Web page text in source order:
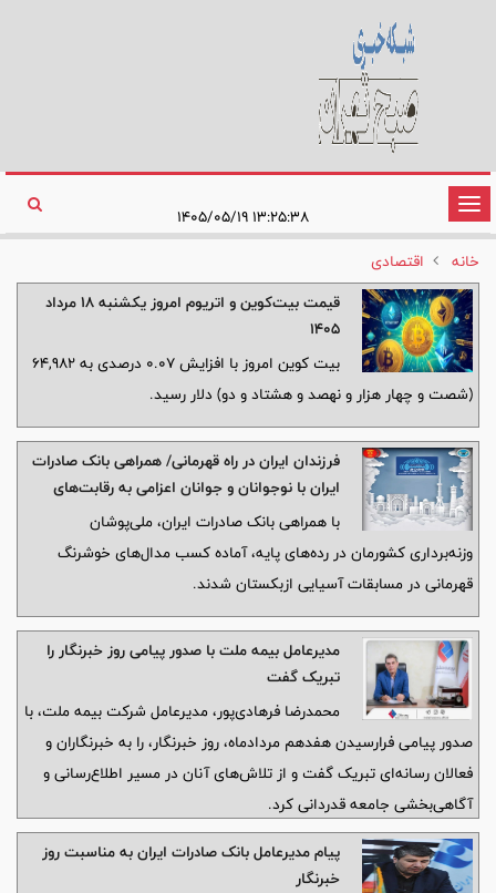
تغییر
وضعیت
ناوبری
خانه
اقتصادی
قیمت بیت‌کوین و اتریوم امروز یکشنبه ۱۸ مرداد
۱۴۰۵
بیت کوین امروز با افزایش 0.07 درصدی به 64,982
(شصت و چهار هزار و نهصد و هشتاد و دو) دلار رسید.
فرزندان ایران در راه قهرمانی/ همراهی بانک صادرات
ایران با نوجوانان و جوانان اعزامی به رقابت‌های
وزنه‌برداری تاشکند
با همراهی بانک صادرات ایران، ملی‌پوشان
وزنه‌برداری کشورمان در رده‌های پایه، آماده کسب مدال‌های خوشرنگ
قهرمانی در مسابقات آسیایی ازبکستان شدند.
مدیرعامل بیمه ملت با صدور پیامی روز خبرنگار را
تبریک گفت
محمدرضا فرهادی‌پور، مدیرعامل شرکت بیمه ملت، با
صدور پیامی فرارسیدن هفدهم مردادماه، روز خبرنگار، را به خبرنگاران و
فعالان رسانه‌ای تبریک گفت و از تلاش‌های آنان در مسیر اطلاع‌رسانی و
آگاهی‌بخشی جامعه قدردانی کرد.
پیام مدیرعامل بانک صادرات ایران به مناسبت روز
خبرنگار